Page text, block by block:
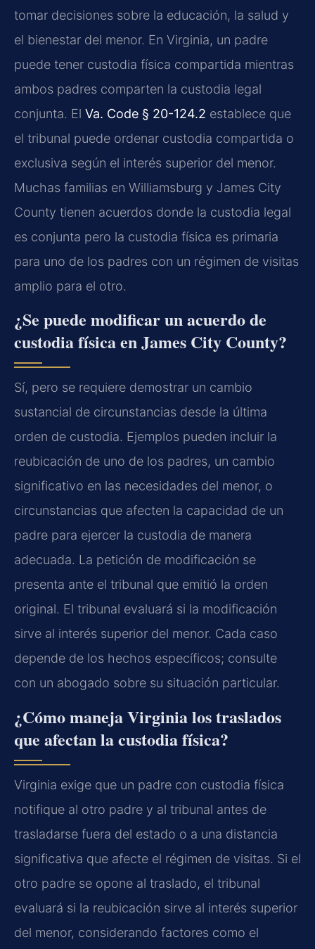
tomar decisiones sobre la educación, la salud y
el bienestar del menor. En Virginia, un padre
puede tener custodia física compartida mientras
ambos padres comparten la custodia legal
conjunta. El Va. Code § 20-124.2 establece que
el tribunal puede ordenar custodia compartida o
exclusiva según el interés superior del menor.
Muchas familias en Williamsburg y James City
County tienen acuerdos donde la custodia legal
es conjunta pero la custodia física es primaria
para uno de los padres con un régimen de visitas
amplio para el otro.
¿Se puede modificar un acuerdo de
custodia física en James City County?
Sí, pero se requiere demostrar un cambio
sustancial de circunstancias desde la última
orden de custodia. Ejemplos pueden incluir la
reubicación de uno de los padres, un cambio
significativo en las necesidades del menor, o
circunstancias que afecten la capacidad de un
padre para ejercer la custodia de manera
adecuada. La petición de modificación se
presenta ante el tribunal que emitió la orden
original. El tribunal evaluará si la modificación
sirve al interés superior del menor. Cada caso
depende de los hechos específicos; consulte
con un abogado sobre su situación particular.
¿Cómo maneja Virginia los traslados
que afectan la custodia física?
Virginia exige que un padre con custodia física
notifique al otro padre y al tribunal antes de
trasladarse fuera del estado o a una distancia
significativa que afecte el régimen de visitas. Si el
otro padre se opone al traslado, el tribunal
evaluará si la reubicación sirve al interés superior
del menor, considerando factores como el